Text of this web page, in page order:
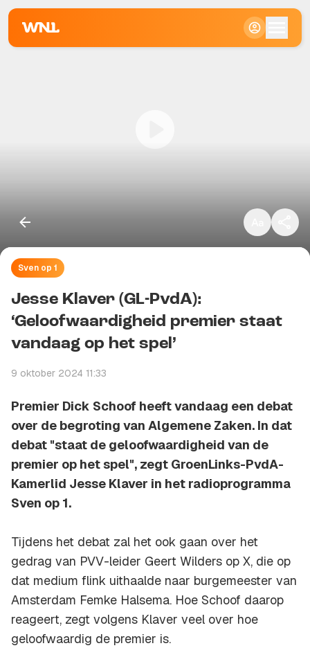
Sven op 1
Jesse Klaver (GL-PvdA):
‘Geloofwaardigheid premier staat
vandaag op het spel’
9 oktober 2024 11:33
Premier Dick Schoof heeft vandaag een debat
over de begroting van Algemene Zaken. In dat
debat "staat de geloofwaardigheid van de
premier op het spel", zegt GroenLinks-PvdA-
Kamerlid Jesse Klaver in het radioprogramma
Sven op 1.
Tijdens het debat zal het ook gaan over het
gedrag van PVV-leider Geert Wilders op X, die op
dat medium flink uithaalde naar burgemeester van
Amsterdam Femke Halsema. Hoe Schoof daarop
reageert, zegt volgens Klaver veel over hoe
geloofwaardig de premier is.